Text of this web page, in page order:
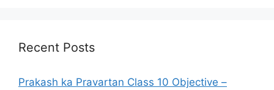
Recent Posts
Prakash ka Pravartan Class 10 Objective –